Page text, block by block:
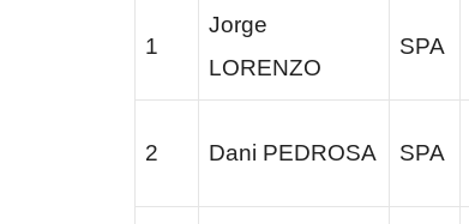
1
Jorge
LORENZO
SPA
2 Dani PEDROSA SPA